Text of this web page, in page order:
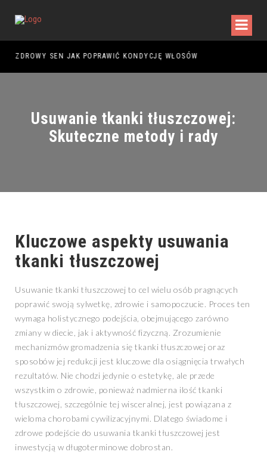
ZDROWY SEN JAK POPRAWIĆ KONDYCJĘ WŁOSÓW
Usuwanie tkanki tłuszczowej:
Skuteczne metody i rady
Kluczowe aspekty usuwania
tkanki tłuszczowej
Usuwanie tkanki tłuszczowej to cel wielu osób pragnących
poprawić swoją sylwetkę, zdrowie i samopoczucie. Proces ten
wymaga holistycznego podejścia, obejmującego zarówno
zmiany w diecie, jak i aktywność fizyczną. Zrozumienie
mechanizmów gromadzenia się tkanki tłuszczowej oraz
sposobów jej redukcji jest kluczowe dla osiągnięcia trwałych
rezultatów. Nie chodzi jedynie o estetykę, ale przede
wszystkim o zdrowie, ponieważ nadmierna ilość tkanki
tłuszczowej, szczególnie tej wisceralnej, jest powiązana z
wieloma chorobami cywilizacyjnymi. Dlatego świadome i
zdrowe podejście do usuwania tkanki tłuszczowej jest
inwestycją w długoterminowe dobrostan.